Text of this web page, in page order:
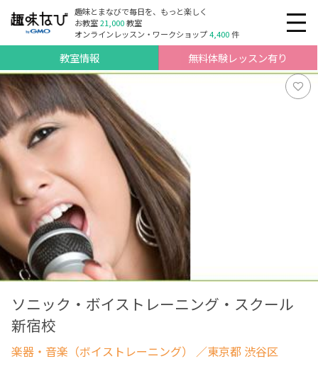
趣味とまなびで毎日を、もっと楽しく
お教室21,000教室
オンラインレッスン・ワークショップ4,400件
教室情報 無料体験レッスン有り
ソニック・ボイストレーニング・スクール
新宿校
楽器・音楽（ボイストレーニング） ／東京都 渋谷区